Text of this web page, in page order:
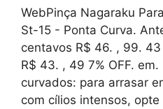
WebPinça Nagaraku
St-15 - Ponta Curva.
centavos R$ 46. , 99.
R$ 43. , 49 7% OFF.
curvados: para arrasar
com cílios intensos,